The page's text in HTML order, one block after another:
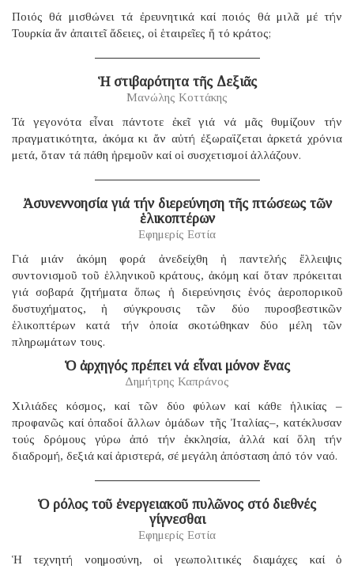
Ποιός θά μισθώνει τά ἐρευνητικά καί ποιός θά μιλᾶ μέ τήν
Τουρκία ἄν ἀπαιτεῖ ἄδειες, οἱ ἑταιρεῖες ἤ τό κράτος;
Ἡ στιβαρότητα τῆς Δεξιᾶς
Μανώλης Κοττάκης
Τά γεγονότα εἶναι πάντοτε ἐκεῖ γιά νά μᾶς θυμίζουν τήν
πραγματικότητα, ἀκόμα κι ἄν αὐτή ἐξωραΐζεται ἀρκετά χρόνια
μετά, ὅταν τά πάθη ἠρεμοῦν καί οἱ συσχετισμοί ἀλλάζουν.
Ἀσυνεννοησία γιά τήν διερεύνηση τῆς πτώσεως τῶν
ἑλικοπτέρων
Εφημερίς Εστία
Γιά μιάν ἀκόμη φορά ἀνεδείχθη ἡ παντελής ἔλλειψις
συντονισμοῦ τοῦ ἑλληνικοῦ κράτους, ἀκόμη καί ὅταν πρόκειται
γιά σοβαρά ζητήματα ὅπως ἡ διερεύνησις ἑνός ἀεροπορικοῦ
δυστυχήματος, ἡ σύγκρουσις τῶν δύο πυροσβεστικῶν
ἑλικοπτέρων κατά τήν ὁποία σκοτώθηκαν δύο μέλη τῶν
πληρωμάτων τους.
Ὁ ἀρχηγός πρέπει νά εἶναι μόνον ἕνας
Δημήτρης Καπράνος
Χιλιάδες κόσμος, καί τῶν δύο φύλων καί κάθε ἡλικίας –
προφανῶς καί ὀπαδοί ἄλλων ὁμάδων τῆς Ἰταλίας–, κατέκλυσαν
τούς δρόμους γύρω ἀπό τήν ἐκκλησία, ἀλλά καί ὅλη τήν
διαδρομή, δεξιά καί ἀριστερά, σέ μεγάλη ἀπόσταση ἀπό τόν ναό.
Ὁ ρόλος τοῦ ἐνεργειακοῦ πυλῶνος στό διεθνές
γίγνεσθαι
Εφημερίς Εστία
Ἡ τεχνητή νοημοσύνη, οἱ γεωπολιτικές διαμάχες καί ὁ